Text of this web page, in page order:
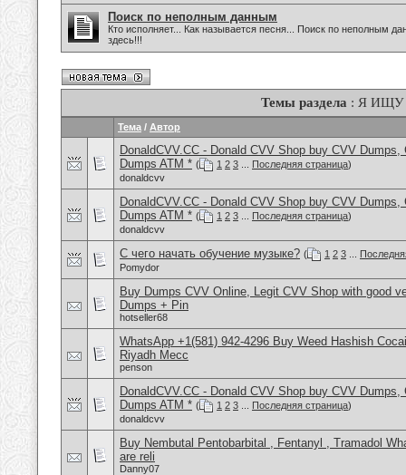
Поиск по неполным данным
Кто исполняет... Как называется песня... Поиск по неполным
здесь!!!
Темы раздела : Я ИЩУ
Тема / Автор
DonaldCVV.CC - Donald CVV Shop buy CVV
Dumps ATM * ( 1 2 3 Последняя страница)
donaldcvv
DonaldCVV.CC - Donald CVV Shop buy CVV
Dumps ATM * ( 1 2 3 Последняя страница)
donaldcvv
С чего начать обучение музыке? ( 1 2 3
Pomydor
Buy Dumps CVV Online, Legit CVV Shop with good
Dumps + Pin
hotseller68
WhatsApp +1(581) 942-4296 Buy Weed Hashish
Riyadh Mecc
penson
DonaldCVV.CC - Donald CVV Shop buy CVV
Dumps ATM * ( 1 2 3 Последняя страница)
donaldcvv
Buy Nembutal Pentobarbital , Fentanyl , Tramadol
are reli
Danny07